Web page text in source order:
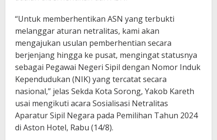
“Untuk memberhentikan ASN yang terbukti
melanggar aturan netralitas, kami akan
mengajukan usulan pemberhentian secara
berjenjang hingga ke pusat, mengingat statusnya
sebagai Pegawai Negeri Sipil dengan Nomor Induk
Kependudukan (NIK) yang tercatat secara
nasional,” jelas Sekda Kota Sorong, Yakob Kareth
usai mengikuti acara Sosialisasi Netralitas
Aparatur Sipil Negara pada Pemilihan Tahun 2024
di Aston Hotel, Rabu (14/8).